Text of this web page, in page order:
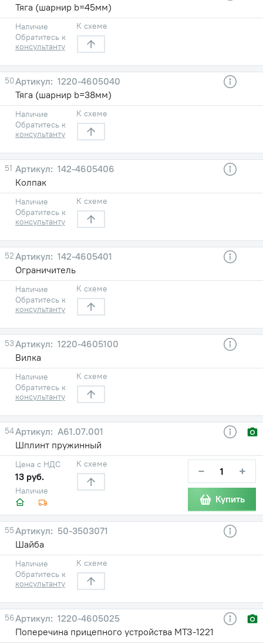
Тяга (шарнир b=45мм)
Наличие
Обратитесь к
консультанту
К схеме
50
1220-4605040
Тяга (шарнир b=38мм)
Наличие
Обратитесь к
консультанту
К схеме
51
142-4605406
Колпак
Наличие
Обратитесь к
консультанту
К схеме
52
142-4605401
Ограничитель
Наличие
Обратитесь к
консультанту
К схеме
53
1220-4605100
Вилка
Наличие
Обратитесь к
консультанту
К схеме
54
А61.07.001
Шплинт пружинный
Наличие
Цена с НДС
13 руб.
К схеме − +
Купить
55
50-3503071
Шайба
Наличие
Обратитесь к
консультанту
К схеме
56
1220-4605025
Поперечина прицепного устройства МТЗ-1221